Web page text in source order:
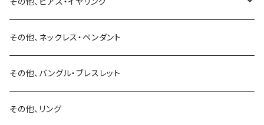
リング
15号以上
ピアス
イヤリング
リング
バングル・ブレスレット
ブローチ
ピアス
イヤリング
その他、ネックレス・ペンダント
その他、バングル・ブレスレット
その他、リング